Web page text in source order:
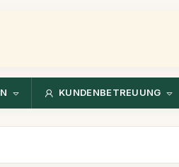
KUNDENBETREUUNG